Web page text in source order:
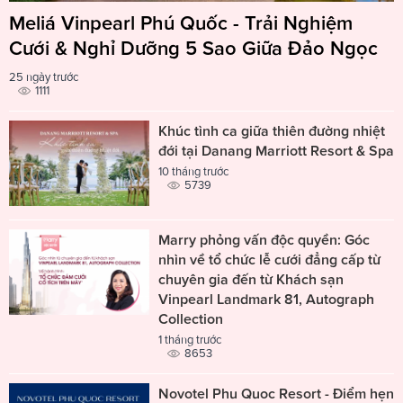
Meliá Vinpearl Phú Quốc - Trải Nghiệm
Cưới & Nghỉ Dưỡng 5 Sao Giữa Đảo Ngọc
25 ngày trước
1111
Khúc tình ca giữa thiên đường nhiệt
đới tại Danang Marriott Resort & Spa
10 tháng trước
5739
Marry phỏng vấn độc quyền: Góc
nhìn về tổ chức lễ cưới đẳng cấp từ
chuyên gia đến từ Khách sạn
Vinpearl Landmark 81, Autograph
Collection
1 tháng trước
8653
Novotel Phu Quoc Resort - Điểm hẹn